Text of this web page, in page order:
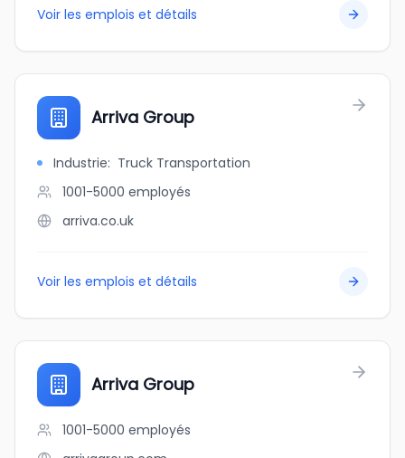
Voir les emplois et détails
Arriva Group
Industrie: Truck Transportation
1001-5000 employés
arriva.co.uk
Voir les emplois et détails
Arriva Group
1001-5000 employés